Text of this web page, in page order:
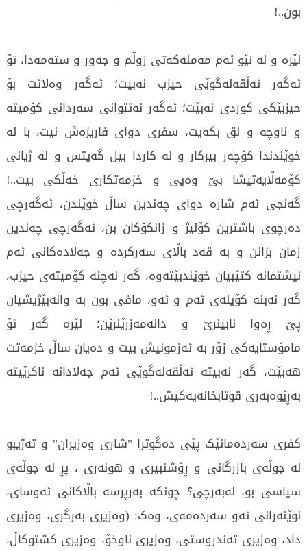
بون..!
لێرە و لە نێو ئەم مەملەکەتی زوڵم و جەور و ستەمەدا، تۆ
ئەگەر ئەڵقەلەگوێی حیزب نەبیت؛ ئەگەر وەلائت بۆ
حیزبێکی کوردی نەبێت؛ ئەگەر نەتتوانی سەردانی کۆمیتە
و ناوچە و لق بکەیت، سفری دوای فاریزەش نیت، با لە
خوێندندا کۆچەر بیرکار و لە کاردا بیل گەیتس و لە ژیانی
کۆمەڵایەتیشا بێ وەیی و خزمەتکاری خەڵکی بیت..!
گەنجی ئەم شارە دوای چەندین ساڵ خوێندن، ئەگەرچی
دەرچوی باشترین کۆلیژ و زانکۆکان بن، ئەگەرچی چەندین
زمان بزانن و بە قەد باڵای سەرکردە و جەلادەکانی ئەم
نیشتمانە کتێبیان خوێندبێتەوە، گەر نەچنە کۆمیتەی حیزب،
گەر نەبنە کۆیلەی ئەم و ئەو، مافی بون بە وانەبێژیشیان
پێ ڕەوا نابینرێ و دانەمەزرێنرێن؛ لێرە گەر تۆ
مامۆستایەکی زۆر بە ئەزمونیش بیت و دەیان ساڵ خزمەتت
هەبێت، گەر نەبیتە ئەڵقەلەگوێی ئەم جەلادانە ناکرێیتە
بەڕێوەبەری قوتابخانەیەکیش..!
کفری سەردەمانێک پێی دەگوترا "شاری وەزیران" و تەژیبو
لە جوڵەی بازرگانی و ڕۆشنبیری و هونەری ، پڕ له جوڵەی
سیاسی بو، لەبەرچی؟ چونکە بەرپرسە باڵاکانی ئەوسای،
نوێنەرانی ئەو سەردەمەی، وەک: (وەزیری بەرگری، وەزیری
داد، وەزیری تەندروستی، وەزیری ناوخۆ، وەزیری کشتوکاڵ،